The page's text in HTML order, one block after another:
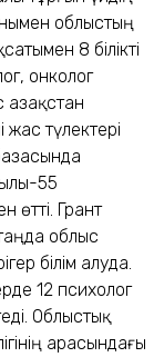
облыстың
8 білікті
онколог
жас түлектері
55
өтті. Грант
таңда облыс
білім алуда.
12 психолог
Облыстық
арасындағы